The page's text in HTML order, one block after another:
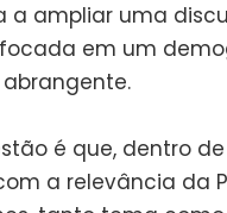
a ampliar uma
em um
é que, dentro
a relevância da